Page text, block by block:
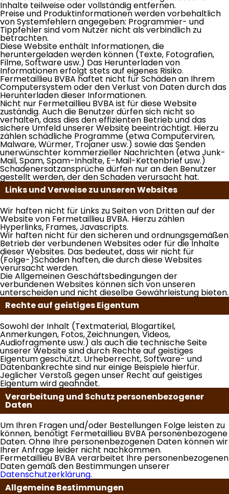
Inhalte teilweise oder vollständig entfernen.
Preise und Produktinformationen werden vorbehaltlich
von Systemfehlern angegeben: Programmier- und
Tippfehler sind vom Nutzer nicht als verbindlich zu
betrachten.
Diese Website enthält Informationen, die
heruntergeladen werden können (Texte, Fotografien,
Filme, Software usw.) Das Herunterladen von
Informationen erfolgt stets auf eigenes Risiko.
Fermetaillieu BVBA haftet nicht für Schäden an Ihrem
Computersystem oder den Verlust von Daten durch das
Herunterladen dieser Informationen.
Nicht nur Fermetaillieu BVBA ist für diese Website
zuständig. Auch die Benutzer dürfen sich nicht so
verhalten, dass dies den effizienten Betrieb und das
sichere Umfeld unserer Website beeinträchtigt. Hierzu
zählen schädliche Programme (etwa Computerviren,
Malware, Würmer, Trojaner usw.) sowie das Senden
unerwünschter kommerzieller Nachrichten (etwa Junk-
Mail, Spam, Spam-Inhalte, E-Mail-Kettenbrief usw.)
Schadenersatzansprüche dürfen nur an den Benutzer
gestellt werden, der den Schaden verursacht hat.
Links und Verweise zu unseren Websites
Wir haften nicht für Links zu Seiten von Dritten auf der
Website von Fermetaillieu BVBA. Hierzu zählen
Hyperlinks, Frames, Javascripts.
Wir haften nicht für den sicheren und ordnungsgemäßen
Betrieb der verbundenen Websites oder für die Inhalte
dieser Websites. Das bedeutet, dass wir nicht für
(Folge-)Schäden haften, die durch diese Websites
verursacht werden.
Die Allgemeinen Geschäftsbedingungen der
verbundenen Websites können sich von unseren
unterscheiden und nicht dieselbe Gewährleistung bieten.
Rechte auf geistiges Eigentum
Sowohl der Inhalt (Textmaterial, Blogartikel,
Anmerkungen, Fotos, Zeichnungen, Videos,
Audiofragmente usw.) als auch die technische Seite
unserer Website sind durch Rechte auf geistiges
Eigentum geschützt. Urheberrecht, Software- und
Datenbankrechte sind nur einige Beispiele hierfür.
Jeglicher Verstoß gegen unser Recht auf geistiges
Eigentum wird geahndet.
Verarbeitung und Schutz personenbezogener
Daten
Um Ihren Fragen und/oder Bestellungen Folge leisten zu
können, benötigt Fermetaillieu BVBA personenbezogene
Daten. Ohne Ihre personenbezogenen Daten können wir
Ihrer Anfrage leider nicht nachkommen.
Fermetaillieu BVBA verarbeitet Ihre personenbezogenen
Daten gemäß den Bestimmungen unserer
Datenschutzerklärung.
Allgemeine Bestimmungen